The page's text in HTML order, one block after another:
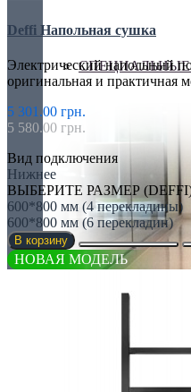
Deffi Напольная сушка
Электрический напольный
оригинальная и практичная
5 301.00 грн.
5 580.00 грн.
Вид подключения
Нижнее
ВЫБЕРИТЕ РАЗМЕР
600*800 мм (4 перекладины)
600*800 мм (6 перекладин)
В корзину
НОВАЯ МОДЕЛЬ